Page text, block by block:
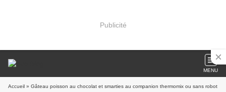
Publicité
MENU
Accueil » Gâteau poisson au chocolat et smarties au companion thermomix ou sans robot